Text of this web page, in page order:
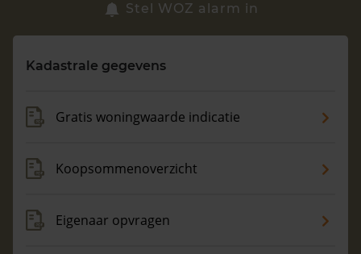
Maandag t/m vrijdag - 08:00 -18:00
Stel WOZ alarm in
Kadastrale gegevens
Gratis woningwaarde indicatie
Koopsommenoverzicht
Eigenaar opvragen